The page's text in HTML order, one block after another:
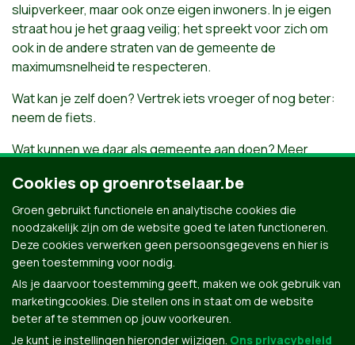
sluipverkeer, maar ook onze eigen inwoners. In je eigen
straat hou je het graag veilig; het spreekt voor zich om
ook in de andere straten van de gemeente de
maximumsnelheid te respecteren.
​Wat kan je zelf doen? Vertrek iets vroeger of nog beter:
neem de fiets.
Wat kunnen we daar als gemeente aan doen? Meer
dat je verplicht wordt je snelheid te beperken. Dat vraagt
inspanningen, maar niemand wil toch een mensenleven
op zijn geweten?
Cookies op groenrotselaar.be
Groen gebruikt functionele en analytische cookies die
noodzakelijk zijn om de website goed te laten functioneren.
Deze cookies verwerken geen persoonsgegevens en hier is
geen toestemming voor nodig.
Als je daarvoor toestemming geeft, maken we ook gebruik van
marketingcookies. Die stellen ons in staat om de website
beter af te stemmen op jouw voorkeuren.
Je kunt je instellingen hieronder wijzigen. Ons privacybeleid